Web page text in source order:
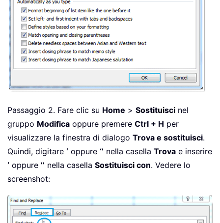
Passaggio 2. Fare clic su Home > Sostituisci nel
gruppo Modifica oppure premere Ctrl + H per
visualizzare la finestra di dialogo Trova e sostituisci.
Quindi, digitare ‘ oppure ‘’ nella casella Trova e inserire
‘ oppure ’’ nella casella Sostituisci con. Vedere lo
screenshot: